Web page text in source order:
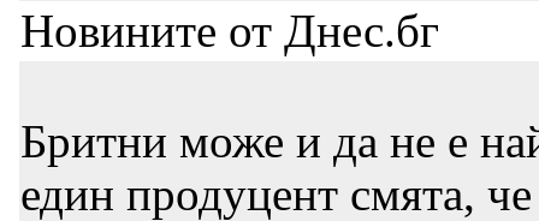
Новините от Днес.бг
Бритни може и да не е
един продуцент смята,